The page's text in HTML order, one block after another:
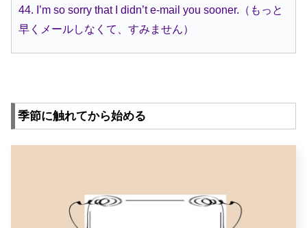
44. I’m so sorry that I didn’t e-mail you sooner.（もっと
早くメールしなくて、すみません）
季節に触れてから始める